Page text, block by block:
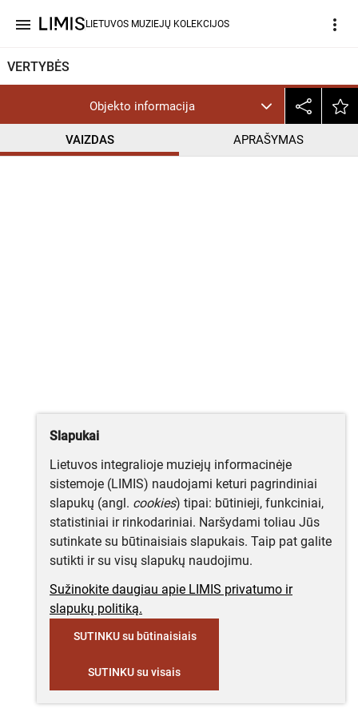
menu LIETUVOS MUZIEJŲ KOLEKCIJOS more_vert
VERTYBĖS
Objekto informacija
VAIZDAS APRAŠYMAS
Slapukai
Lietuvos integralioje muziejų informacinėje
sistemoje (LIMIS) naudojami keturi pagrindiniai
slapukų (angl. cookies) tipai: būtinieji, funkciniai,
statistiniai ir rinkodariniai. Naršydami toliau Jūs
sutinkate su būtinaisiais slapukais. Taip pat galite
sutikti ir su visų slapukų naudojimu.
Sužinokite daugiau apie LIMIS privatumo ir
slapukų politiką.
SUTINKU su būtinaisiais
SUTINKU su visais